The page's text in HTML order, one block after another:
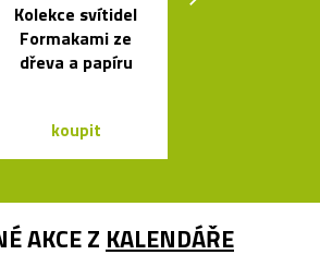
Kolekce svítidel
Formakami ze
dřeva a papíru
koupit
AKCE Z KALENDÁŘE